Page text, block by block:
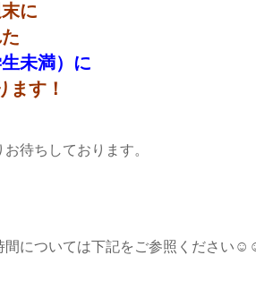
に
未満）に
ます！
待ちしております。
間については下記をご参照ください